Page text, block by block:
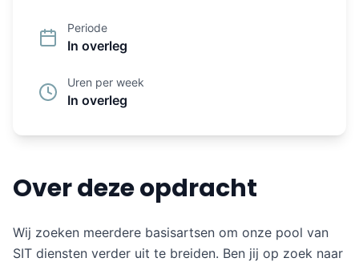
Periode
In overleg
Uren per week
In overleg
Over deze opdracht
Wij zoeken meerdere basisartsen om onze pool van
SIT diensten verder uit te breiden. Ben jij op zoek naar